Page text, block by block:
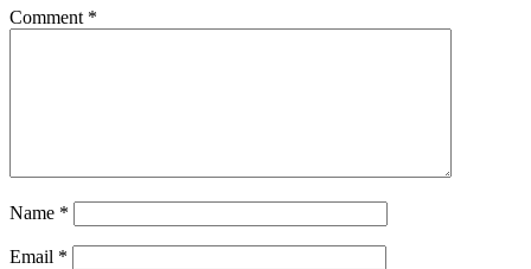
Comment *
Name *
Email *